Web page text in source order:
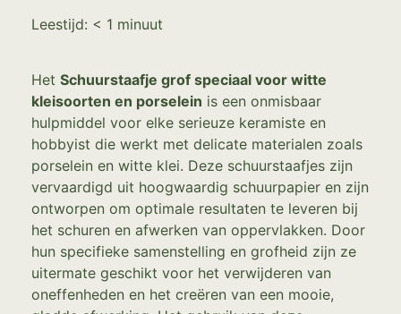
Leestijd: < 1 minuut
Het Schuurstaafje grof speciaal voor witte
kleisoorten en porselein is een onmisbaar
hulpmiddel voor elke serieuze keramiste en
hobbyist die werkt met delicate materialen zoals
porselein en witte klei. Deze schuurstaafjes zijn
vervaardigd uit hoogwaardig schuurpapier en zijn
ontworpen om optimale resultaten te leveren bij
het schuren en afwerken van oppervlakken. Door
hun specifieke samenstelling en grofheid zijn ze
uitermate geschikt voor het verwijderen van
oneffenheden en het creëren van een mooie,